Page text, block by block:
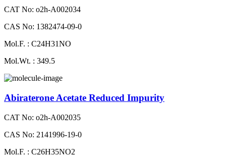
CAT No: o2h-A002034
CAS No: 1382474-09-0
Mol.F. : C24H31NO
Mol.Wt. : 349.5
Abiraterone Acetate Reduced Impurity
CAT No: o2h-A002035
CAS No: 2141996-19-0
Mol.F. : C26H35NO2